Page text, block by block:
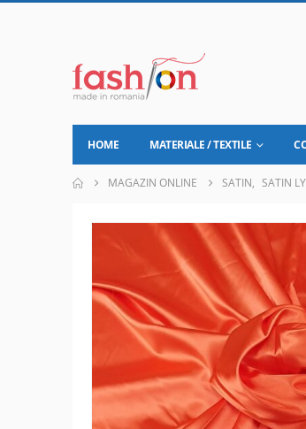
HOME MATERIALE / TEXTILE
MAGAZIN ONLINE SATIN, SATIN